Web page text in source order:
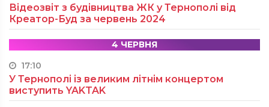
Відеозвіт з будівництва ЖК у Тернополі від
Креатор-Буд за червень 2024
4 ЧЕРВНЯ
17:10
У Тернополі із великим літнім концертом
виступить YAKTAK